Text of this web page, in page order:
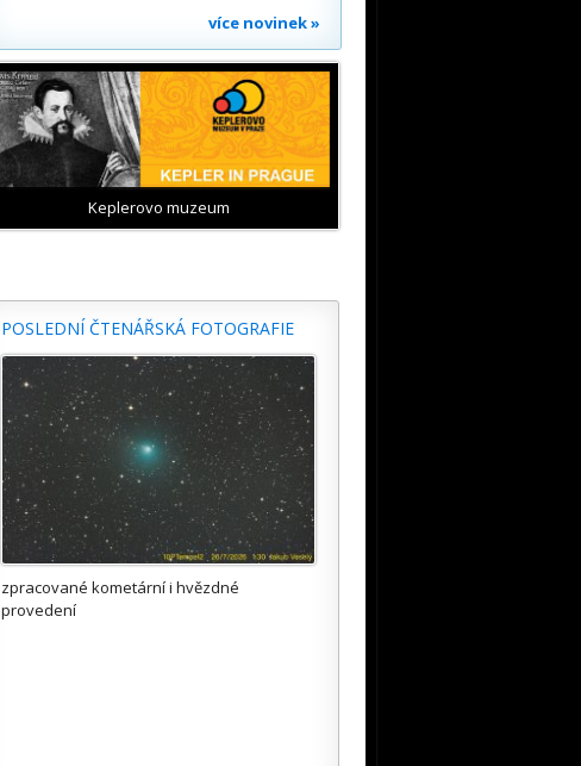
více novinek »
Keplerovo muzeum
POSLEDNÍ ČTENÁŘSKÁ FOTOGRAFIE
zpracované kometární i hvězdné
provedení